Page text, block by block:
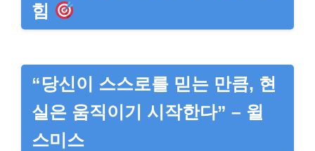
힘
“당신이 스스로를 믿는 만큼, 현
실은 움직이기 시작한다” – 윌
스미스